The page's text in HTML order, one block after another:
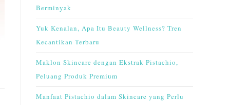
Berminyak
Yuk Kenalan, Apa Itu Beauty Wellness? Tren
Kecantikan Terbaru
Maklon Skincare dengan Ekstrak Pistachio,
Peluang Produk Premium
Manfaat Pistachio dalam Skincare yang Perlu